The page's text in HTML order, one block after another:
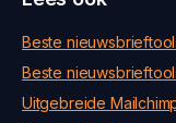
Beste
Beste
Uitgebreide